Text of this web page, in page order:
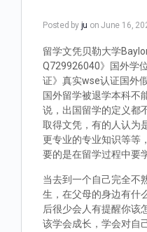
Posted by ju on June 16,
留学文凭贝勒大学
Q729926040》国外学
证》真实wse认证国外
国外留学被退学本科不
说，出国留学的定义都
取得文凭，有的人认为
更专业的专业知识等等
要的是在留学过程中要
当去到一个自己完全不
生，在父母的身边有什
后很少会人有提醒你该
该学会成长，学会对自